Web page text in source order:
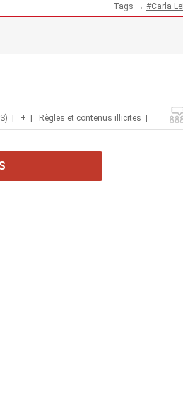
Tags → Carla
| + | Règles et contenus illicites |